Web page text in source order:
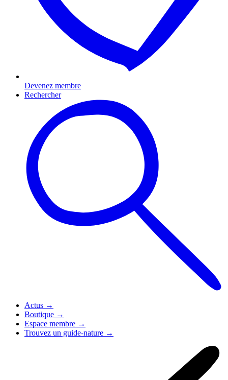
Devenez membre
Rechercher
Actus →
Boutique →
Espace membre →
Trouvez un guide-nature →